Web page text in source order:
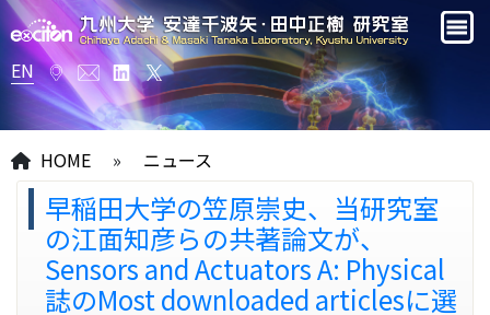
EN
HOME » ニュース
早稲田大学の笠原崇史、当研究室
の江面知彦らの共著論文が、
Sensors and Actuators A: Physical
誌のMost downloaded articlesに選